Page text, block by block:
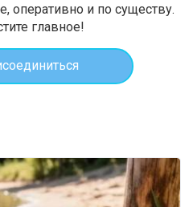
оперативно и по существу.
главное!